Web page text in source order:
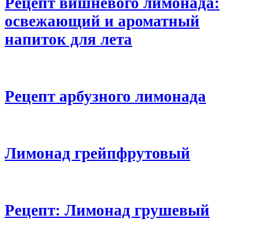
освежающий и ароматный
напиток для лета
Рецепт арбузного лимонада
Лимонад грейпфрутовый
Рецепт: Лимонад грушевый